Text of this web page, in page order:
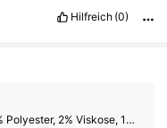
Hilfreich (0)
63% Baumwolle, 34% Polyester, 2% Viskose, 1% Modal